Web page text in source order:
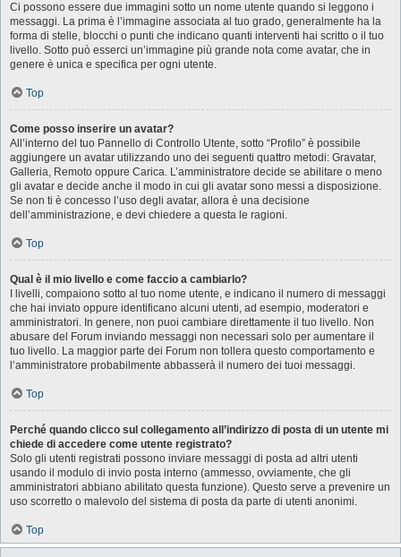
Ci possono essere due immagini sotto un nome utente quando si leggono i
messaggi. La prima è l’immagine associata al tuo grado, generalmente ha la
forma di stelle, blocchi o punti che indicano quanti interventi hai scritto o il tuo
livello. Sotto può esserci un’immagine più grande nota come avatar, che in
genere è unica e specifica per ogni utente.
Top
Come posso inserire un avatar?
All’interno del tuo Pannello di Controllo Utente, sotto “Profilo” è possibile
aggiungere un avatar utilizzando uno dei seguenti quattro metodi: Gravatar,
Galleria, Remoto oppure Carica. L’amministratore decide se abilitare o meno
gli avatar e decide anche il modo in cui gli avatar sono messi a disposizione.
Se non ti è concesso l’uso degli avatar, allora è una decisione
dell’amministrazione, e devi chiedere a questa le ragioni.
Top
Qual è il mio livello e come faccio a cambiarlo?
I livelli, compaiono sotto al tuo nome utente, e indicano il numero di messaggi
che hai inviato oppure identificano alcuni utenti, ad esempio, moderatori e
amministratori. In genere, non puoi cambiare direttamente il tuo livello. Non
abusare del Forum inviando messaggi non necessari solo per aumentare il
tuo livello. La maggior parte dei Forum non tollera questo comportamento e
l’amministratore probabilmente abbasserà il numero dei tuoi messaggi.
Top
Perché quando clicco sul collegamento all’indirizzo di posta di un utente mi
chiede di accedere come utente registrato?
Solo gli utenti registrati possono inviare messaggi di posta ad altri utenti
usando il modulo di invio posta interno (ammesso, ovviamente, che gli
amministratori abbiano abilitato questa funzione). Questo serve a prevenire un
uso scorretto o malevolo del sistema di posta da parte di utenti anonimi.
Top